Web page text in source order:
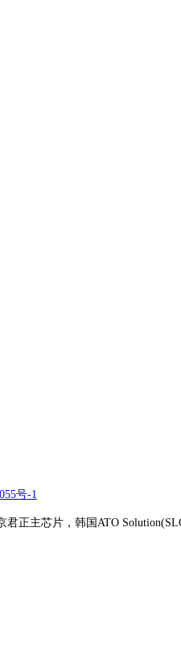
号-1
正主芯片，韩国ATO